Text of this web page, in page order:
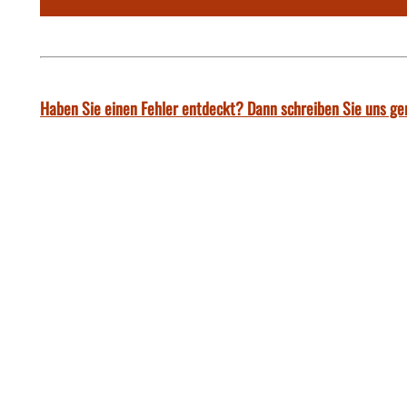
Haben Sie einen Fehler entdeckt? Dann schreiben Sie uns